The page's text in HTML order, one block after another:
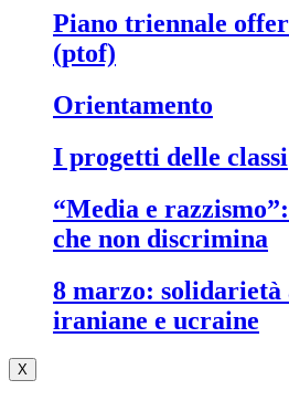
piano triennale offerta formativa
(ptof)
orientamento
i progetti delle classi
“media e razzismo”: l’informazione
che non discrimina
8 marzo: solidarietà alle donne
iraniane e ucraine
X